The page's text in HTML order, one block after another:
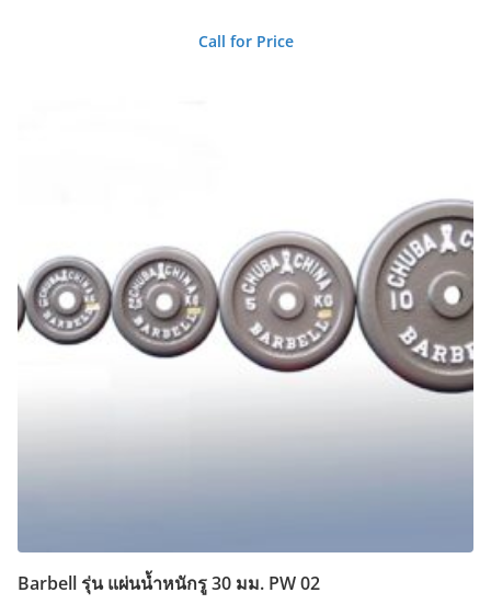
Call for Price
Barbell รุ่น แผ่นน้ำหนักรู 30 มม. PW 02